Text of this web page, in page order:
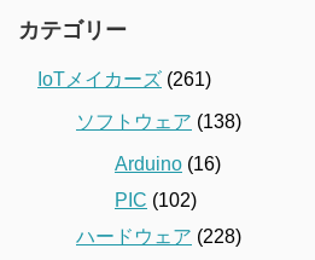
カテゴリー
IoTメイカーズ (261)
ソフトウェア (138)
Arduino (16)
PIC (102)
ハードウェア (228)